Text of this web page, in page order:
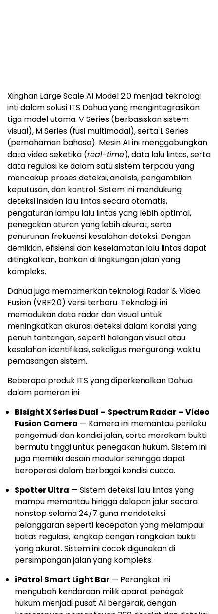
Xinghan Large Scale AI Model 2.0 menjadi teknologi
inti dalam solusi ITS Dahua yang mengintegrasikan
tiga model utama: V Series (berbasiskan sistem
visual), M Series (fusi multimodal), serta L Series
(pemahaman bahasa). Mesin AI ini menggabungkan
data video seketika (real-time), data lalu lintas, serta
data regulasi ke dalam satu sistem terpadu yang
mencakup proses deteksi, analisis, pengambilan
keputusan, dan kontrol. Sistem ini mendukung:
deteksi insiden lalu lintas secara otomatis,
pengaturan lampu lalu lintas yang lebih optimal,
penegakan aturan yang lebih akurat, serta
penurunan frekuensi kesalahan deteksi. Dengan
demikian, efisiensi dan keselamatan lalu lintas dapat
ditingkatkan, bahkan di lingkungan jalan yang
kompleks.
Dahua juga memamerkan teknologi Radar & Video
Fusion (VRF2.0) versi terbaru. Teknologi ini
memadukan data radar dan visual untuk
meningkatkan akurasi deteksi dalam kondisi yang
penuh tantangan, seperti halangan visual atau
kesalahan identifikasi, sekaligus mengurangi waktu
pemasangan sistem.
Beberapa produk ITS yang diperkenalkan Dahua
dalam pameran ini:
Bisight X Series Dual – Spectrum Radar – Video
Fusion Camera — Kamera ini memantau perilaku
pengemudi dan kondisi jalan, serta merekam bukti
bermutu tinggi untuk penegakan hukum. Sistem ini
juga memiliki desain modular sehingga dapat
beroperasi dalam berbagai kondisi cuaca.
Spotter Ultra — Sistem deteksi lalu lintas yang
mampu memantau hingga delapan jalur secara
nonstop selama 24/7 guna mendeteksi
pelanggaran seperti kecepatan yang melampaui
batas regulasi, lengkap dengan rangkaian bukti
yang akurat. Sistem ini cocok digunakan di
persimpangan jalan yang kompleks.
iPatrol Smart Light Bar — Perangkat ini
mengubah kendaraan milik aparat penegak
hukum menjadi pusat AI bergerak, dengan